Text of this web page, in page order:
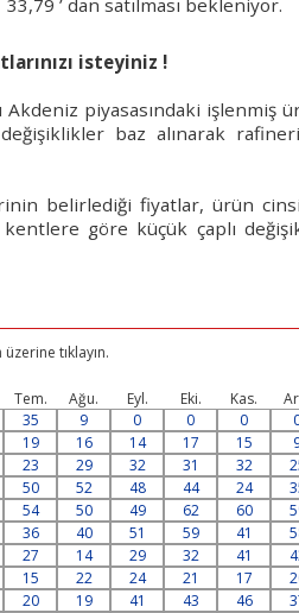
bekleniyor.
isteyiniz !
Akdeniz piyasasındaki işlenmiş
baz alınarak
belirlediği fiyatlar, ürün
göre küçük çaplı
tıklayın.
Tem. Ağu. Eyl. Eki. Kas.
35 9 0 0 0
19 16 14 17 15
23 29 32 31 32
50 52 48 44 24
54 50 49 62 60
36 40 51 59 41
27 14 29 32 41
15 22 24 21 17
20 19 41 43 46